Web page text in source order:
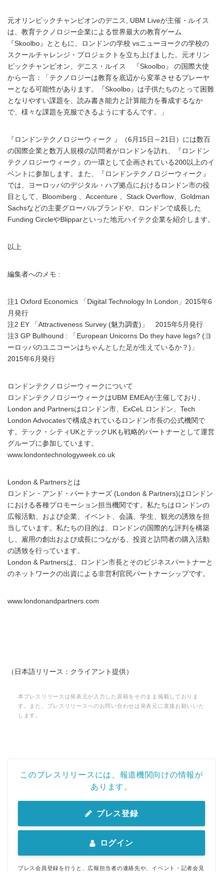
元オリンピックチャンピオンのデニス, UBM Liveが主催・ルイス
は、教育テクノロジー企業による世界最大の教育ゲーム
『Skoolbo』とともに、ロンドンの学校 vsニューヨークの学校の
スクールチャレンジ・プロジェクトを立ち上げました。元オリン
ピックチャンピオン、デニス・ルイス 『Skoolbo』 の国際大使
から一言：「テクノロジーは教育を底辺から変革させるプレーヤ
ーとなる可能性があります。『Skoolbo』は子供たちのとって困難
となりやすい課題を、読み書き能力と計算能力を養成するなか
で、様々な課題を克服できるようにするんです。」
『ロンドンテクノロジーウィーク 』（6月15日～21日）には数百
の国際企業と数万人規模の訪問者がロンドンを訪れ、『ロンドン
テクノロジーウィーク』の一環として企画されている200以上のイ
ベントに参加します。また、『ロンドンテクノロジーウィーク』
では、ヨーロッパのデジタル・ハブ拠点におけるロンドン市の役
目として、Bloomberg 、Accenture 、Stack Overflow、Goldman
Sachsなどの主要グローバルブランドや、ロンドンで成長した
Funding CircleやBlipparといった地元ハイテク企業を紹介します。
以上
編集者へのメモ :
注1 Oxford Economics 「Digital Technology In London」2015年6
月発行
注2 EY 「Attractiveness Survey (魅力調査)」 2015年5月発行
注3 GP Bullhound : 「European Unicorns Do they have legs? (ヨ
ーロッパのユニコーンはちゃんとした足が生えているか？)」
2015年6月発行
ロンドンテクノロジーウィークについて
ロンドンテクノロジーウィークはUBM EMEAが主催しており、
London and Partnersはロンドン市、ExCeL ロンドン、Tech
London Advocatesで構成されているロンドン市長の公式機関で
す。テック・シティUKとテックUKも戦略的パートナーとして運営
グループに参加しています。
www.londontechnologyweek.co.uk
London & Partnersとは
ロンドン・アンド・パートナーズ (London & Partners)はロンドン
における各種プロモーション担当機関です。私たちはロンドンの
広報活動、および企業、イベント、会議、学生、観光の誘致を担
当しています。私たちの目的は、ロンドンの国際的な評判を構築
し、雇用の創出および成長につながる、投資と訪問者の購入活動
の誘致を行っています。
London & Partnersは、ロンドン市長とそのビジネスパートナーと
のネットワークの出資による非営利官民パートナーシップです。
www.londonandpartners.com
（日本語リリース：クライアント提供）
本プレスリリースは発表元が入力した原稿をそのまま掲載しておりま
す。また、プレスリリースへのお問い合わせは発表元に直接お願いいた
します。
このプレスリリースには、報道機関向けの情報が
あります。
プレス登録
ログイン
プレス会員登録を行うと、広報担当者の連絡先や、イベント・記者会見